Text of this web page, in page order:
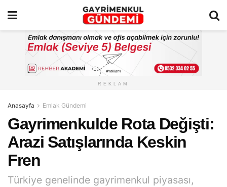
REKLAM
Anasayfa Emlak Gündemi
Gayrimenkulde Rota Değişti:
Arazi Satışlarında Keskin
Fren
Türkiye genelinde gayrimenkul piyasası,